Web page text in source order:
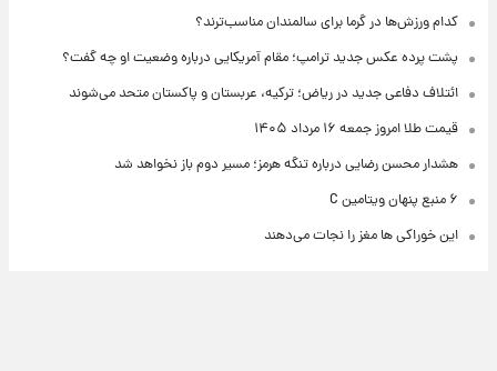
کدام ورزش‌ها در گرما برای سالمندان مناسب‌ترند؟
پشت پرده عکس جدید ترامپ؛ مقام آمریکایی درباره وضعیت او چه گفت؟
ائتلاف دفاعی جدید در ریاض؛ ترکیه، عربستان و پاکستان متحد می‌شوند
قیمت طلا امروز جمعه ۱۶ مرداد ۱۴۰۵
هشدار محسن رضایی درباره تنگه هرمز؛ مسیر دوم باز نخواهد شد
۶ منبع پنهان ویتامین C
این خوراکی ها مغز را نجات می‌دهند